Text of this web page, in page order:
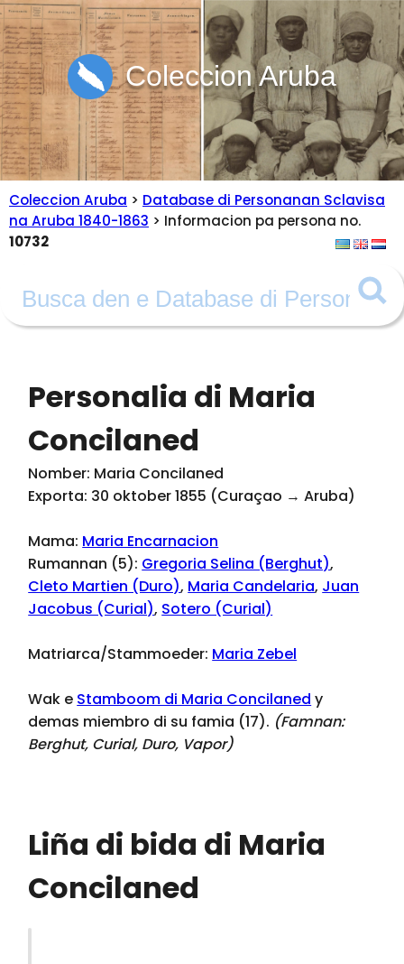
Coleccion Aruba
Coleccion Aruba > Database di Personanan Sclavisa
na Aruba 1840-1863 > Informacion pa persona no.
10732
Personalia di Maria
Concilaned
Nomber: Maria Concilaned
Exporta: 30 oktober 1855 (Curaçao → Aruba)
Mama: Maria Encarnacion
Rumannan (5): Gregoria Selina (Berghut),
Cleto Martien (Duro), Maria Candelaria, Juan
Jacobus (Curial), Sotero (Curial)
Matriarca/Stammoeder: Maria Zebel
Wak e Stamboom di Maria Concilaned y
demas miembro di su famia (17). (Famnan:
Berghut, Curial, Duro, Vapor)
Liña di bida di Maria
Concilaned